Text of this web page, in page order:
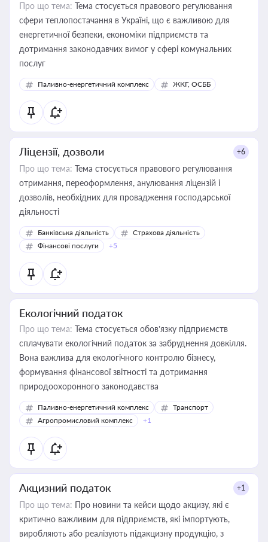
Про що тема: Тема стосується правового регулювання
сфери теплопостачання в Україні, що є важливою для
енергетичної безпеки, економіки підприємств та
дотримання законодавчих вимог у сфері комунальних
послуг
Паливно-енергетичний комплекс ЖКГ, ОСББ
Ліцензії, дозволи +6
Про що тема: Тема стосується правового регулювання
отримання, переоформлення, анулювання ліцензій і
дозволів, необхідних для провадження господарської
діяльності
Банківська діяльність
Страхова діяльність
Фінансові послуги
+5
Екологічний податок
Про що тема: Тема стосується обов’язку підприємств
сплачувати екологічний податок за забруднення довкілля.
Вона важлива для екологічного контролю бізнесу,
формування фінансової звітності та дотримання
природоохоронного законодавства
Паливно-енергетичний комплекс
Транспорт
Агропромисловий комплекс
+1
Акцизний податок +1
Про що тема: Про новини та кейси щодо акцизу, які є
критично важливим для підприємств, які імпортують,
виробляють або реалізують підакцизну продукцію, з